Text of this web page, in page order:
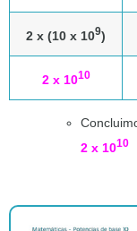
2 x (10 x 109)
2 x 1010
2 x 1010